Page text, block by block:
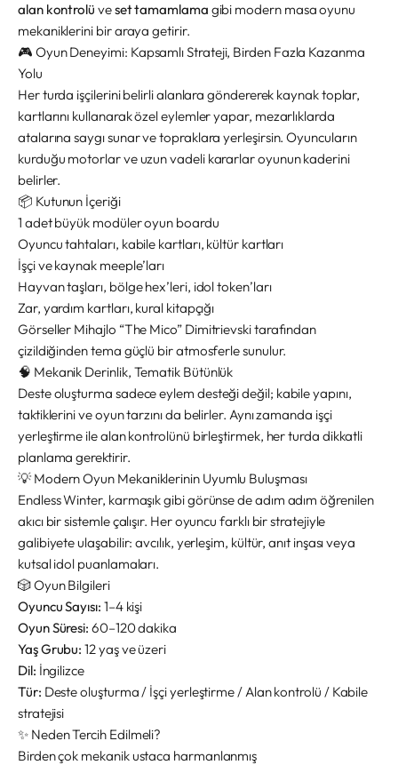
alan kontrolü veset tamamlama gibi modern masa oyunu
mekaniklerini bir araya getirir.
🎮 Oyun Deneyimi: Kapsamlı Strateji, Birden Fazla Kazanma
Yolu
Her turda işçilerini belirli alanlara göndererek kaynak toplar,
kartlarını kullanarak özel eylemler yapar, mezarlıklarda
atalarına saygı sunar ve topraklara yerleşirsin. Oyuncuların
kurduğu motorlar ve uzun vadeli kararlar oyunun kaderini
belirler.
📦 Kutunun İçeriği
1 adet büyük modüler oyun boardu
Oyuncu tahtaları, kabile kartları, kültür kartları
İşçi ve kaynak meeple’ları
Hayvan taşları, bölge hex’leri, idol token’ları
Zar, yardım kartları, kural kitapçığı
Görseller Mihajlo “The Mico” Dimitrievski tarafından
çizildiğinden tema güçlü bir atmosferle sunulur.
🧠 Mekanik Derinlik, Tematik Bütünlük
Deste oluşturma sadece eylem desteği değil; kabile yapını,
taktiklerini ve oyun tarzını da belirler. Aynı zamanda işçi
yerleştirme ile alan kontrolünü birleştirmek, her turda dikkatli
planlama gerektirir.
💡 Modern Oyun Mekaniklerinin Uyumlu Buluşması
Endless Winter, karmaşık gibi görünse de adım adım öğrenilen
akıcı bir sistemle çalışır. Her oyuncu farklı bir stratejiyle
galibiyete ulaşabilir: avcılık, yerleşim, kültür, anıt inşası veya
kutsal idol puanlamaları.
🎲 Oyun Bilgileri
Oyuncu Sayısı: 1–4 kişi
Oyun Süresi: 60–120 dakika
Yaş Grubu: 12 yaş ve üzeri
Dil: İngilizce
Tür: Deste oluşturma / İşçi yerleştirme / Alan kontrolü / Kabile
stratejisi
✨ Neden Tercih Edilmeli?
Birden çok mekanik ustaca harmanlanmış